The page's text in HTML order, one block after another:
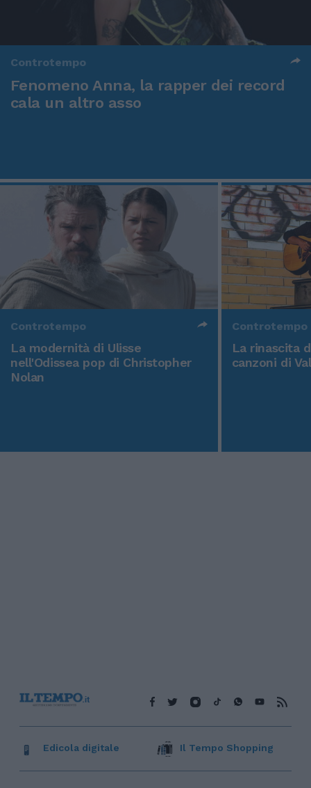
Controtempo
Fenomeno Anna, la rapper dei record
cala un altro asso
Controtempo
La modernità di Ulisse
nell'Odissea pop di Christopher
Nolan
Controtempo
La rinascita
canzoni di
Edicola digitale Il Tempo Shopping